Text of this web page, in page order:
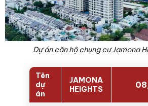
Dự án căn hộ chung cư Jamona
Tên
dự
án
JAMONA
HEIGHTS